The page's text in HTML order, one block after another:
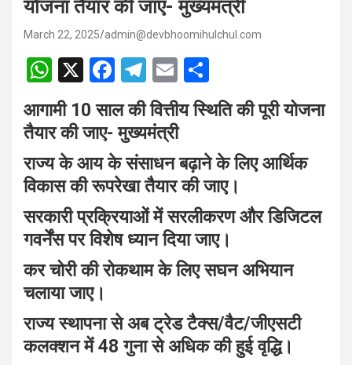
योजना तैयार की जाए- मुख्यमंत्री
March 22, 2025 admin@devbhoomihulchul.com
W
h
at
s
A
p
p
X
F
ce
b
o
o
k
T
el
e
gr
a
m
E
m
ail
h
ar
e
आगामी 10 साल की वित्तीय स्थिति की पूरी योजना
तैयार की जाए- मुख्यमंत्री
राज्य के आय के संसाधन बढ़ाने के लिए आर्थिक
विकास की रूपरेखा तैयार की जाए।
सरकारी प्रक्रियाओं में सरलीकरण और डिजिटल
गवर्नेंस पर विशेष ध्यान दिया जाए।
कर चोरी की रोकथाम के लिए सघन अभियान
चलाया जाए।
राज्य स्थापना से अब ट्रेड टैक्स/वैट/जीएसटी
कलक्शन में 48 गुना से अधिक की हुई वृद्धि।